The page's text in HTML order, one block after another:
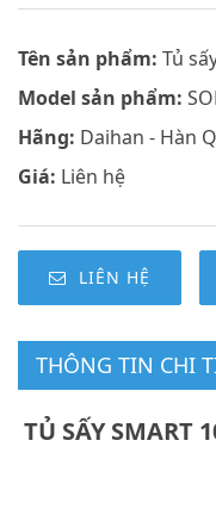
Tên sản phẩm: Tủ
Model sản phẩm:
Hãng: Daihan - Hàn
Giá: Liên hệ
LIÊN HỆ
THÔNG TIN CHI
TỦ SẤY SMART